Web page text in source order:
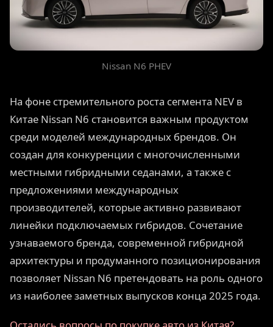
Nissan N6 PHEV
На фоне стремительного роста сегмента NEV в
Китае Nissan N6 становится важным продуктом
среди моделей международных брендов. Он
создан для конкуренции с многочисленными
местными гибридными седанами, а также с
предложениями международных
производителей, которые активно развивают
линейки подключаемых гибридов. Сочетание
узнаваемого бренда, современной гибридной
архитектуры и продуманного позиционирования
позволяет Nissan N6 претендовать на роль одного
из наиболее заметных выпусков конца 2025 года.